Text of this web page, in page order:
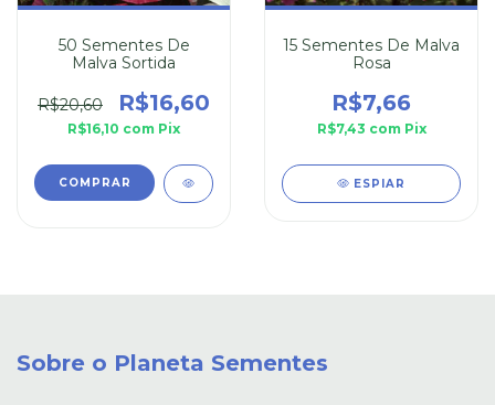
50 Sementes De
Malva Sortida
R$20,60 R$16,60
R$16,10 com Pix
15 Sementes De Malva
Rosa
R$7,66
R$7,43 com Pix
ESPIAR
Sobre o Planeta Sementes